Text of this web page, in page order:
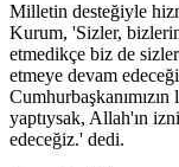
Milletin desteğiyle
Kurum, 'Sizler,
etmedikçe biz de
etmeye devam
yaptıysak, Allah'ın
edeceğiz.' dedi.